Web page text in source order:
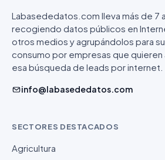
Labasededatos.com lleva más de 7
recogiendo datos públicos en
otros medios y agrupándolos para su
consumo por empresas que quieren
esa búsqueda de leads por internet.
info@labasededatos.com
SECTORES DESTACADOS
Agricultura